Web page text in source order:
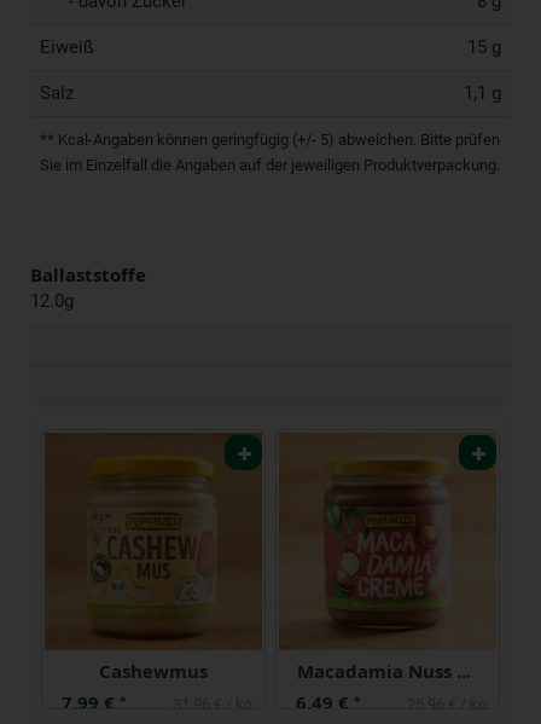
Eiweiß 15 g
Salz 1,1 g
** Kcal-Angaben können geringfügig (+/- 5) abweichen. Bitte prüfen
Sie im Einzelfall die Angaben auf der jeweiligen Produktverpackung.
Ballaststoffe
12.0g
Cashewmus
7,99 € *
Macadamia Nuss Creme
6,49 € *